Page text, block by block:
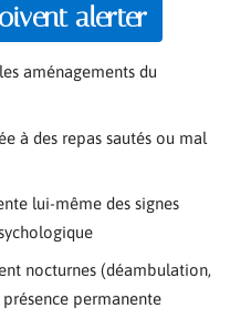
alerter
aménagements du
à des repas sautés ou mal
lui-même des signes
nocturnes (déambulation,
permanente